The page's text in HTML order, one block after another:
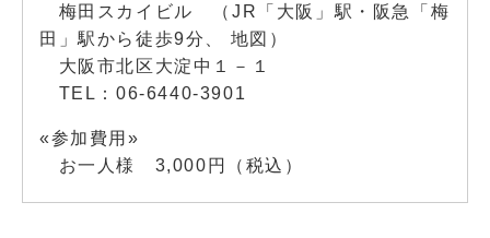
梅田スカイビル （JR「大阪」駅・阪急「梅
田」駅から徒歩9分、
地図 ）
大阪市北区大淀中１－１
TEL：06-6440-3901
«参加費用»
お一人様 3,000円（税込）